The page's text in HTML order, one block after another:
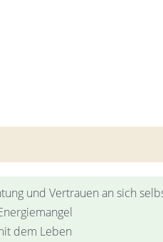
und Vertrauen an sich
dem Leben